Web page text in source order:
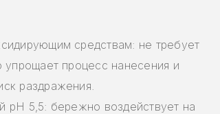
средствам: не требует
упрощает процесс нанесения и
раздражения.
pH 5,5: бережно воздействует на